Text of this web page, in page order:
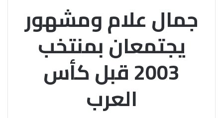
جمال علام ومشهور
يجتمعان بمنتخب
2003 قبل كأس
العرب